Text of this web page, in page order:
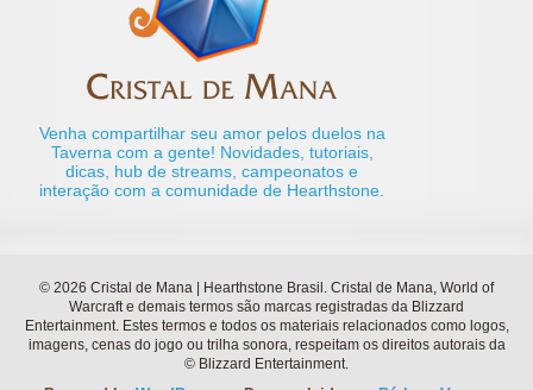
Venha compartilhar seu amor pelos duelos na
Taverna com a gente! Novidades, tutoriais,
dicas, hub de streams, campeonatos e
interação com a comunidade de Hearthstone.
© 2026 Cristal de Mana | Hearthstone Brasil. Cristal de Mana, World of
Warcraft e demais termos são marcas registradas da Blizzard
Entertainment. Estes termos e todos os materiais relacionados como logos,
imagens, cenas do jogo ou trilha sonora, respeitam os direitos autorais da
© Blizzard Entertainment.